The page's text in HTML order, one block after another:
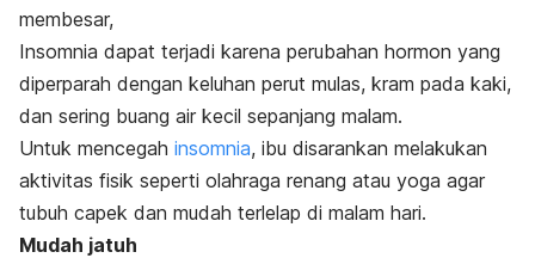
membesar,
Insomnia dapat terjadi karena perubahan hormon yang
diperparah dengan keluhan perut mulas, kram pada kaki,
dan sering buang air kecil sepanjang malam.
Untuk mencegah insomnia, ibu disarankan melakukan
aktivitas fisik seperti olahraga renang atau yoga agar
tubuh capek dan mudah terlelap di malam hari.
Mudah jatuh